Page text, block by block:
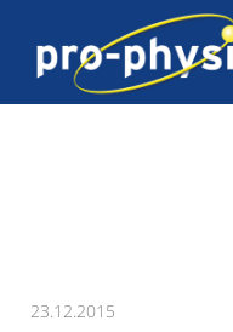
23.12.2015